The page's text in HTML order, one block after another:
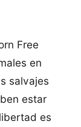
Free
en
salvajes
estar
es